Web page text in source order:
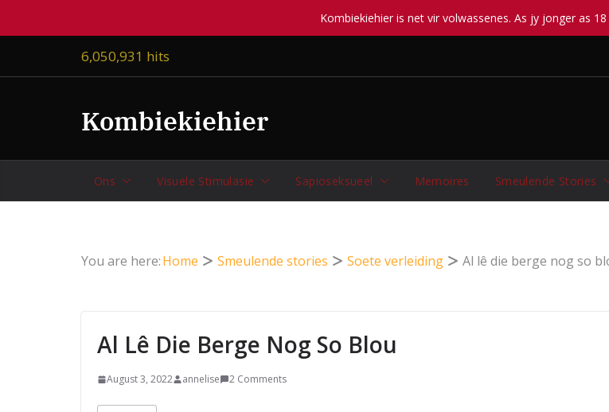
Kombiekiehier is net vir volwassenes. As jy jonger as
6,050,931 hits
Kombiekiehier
Ons Visuele Stimulasie Sapioseksueel Memoires Smeulende Stories
You are here:Home Smeulende stories Soete verleiding Al lê die berge nog so
Al Lê Die Berge Nog So Blou
August 3, 2022 annelise 2 Comments